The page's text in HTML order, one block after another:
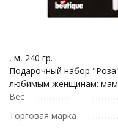
, м, 240 гр.
Подарочный набор
любимым женщинам:
Вес
Торговая марка